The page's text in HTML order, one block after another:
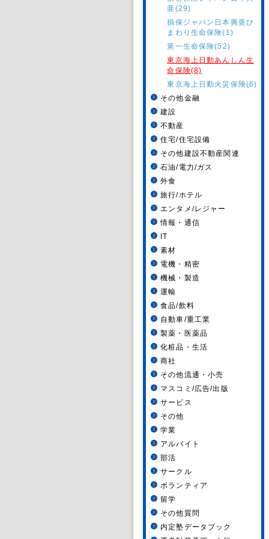
亜(29)
損保ジャパン日本興亜ひ
まわり生命保険(1)
第一生命保険(52)
東京海上日動あんしん生
命保険(8)
東京海上日動火災保険(6)
その他金融
建設
不動産
住宅/住宅設備
その他建設不動産関連
石油/電力/ガス
外食
旅行/ホテル
エンタメ/レジャー
情報・通信
IT
素材
電機・精密
機械・製造
運輸
食品/飲料
自動車/重工業
製薬・医薬品
化粧品・生活
商社
その他流通・小売
マスコミ/広告/出版
サービス
その他
学業
アルバイト
部活
サークル
ボランティア
留学
その他質問
内定塾データブック